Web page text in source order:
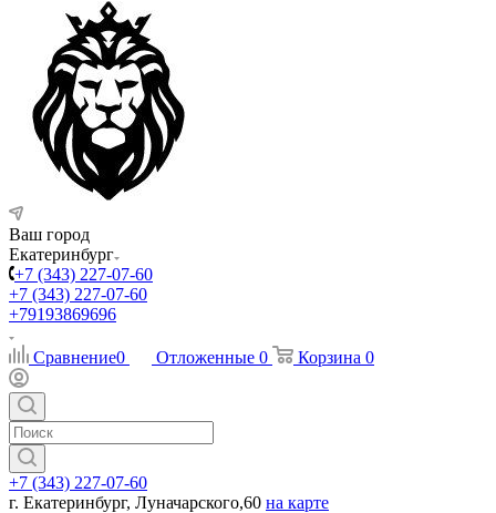
Ваш город
Екатеринбург
+7 (343) 227-07-60
+7 (343) 227-07-60
+79193869696
Сравнение0 Отложенные 0 Корзина 0
+7 (343) 227-07-60
г. Екатеринбург, Луначарского,60 на карте